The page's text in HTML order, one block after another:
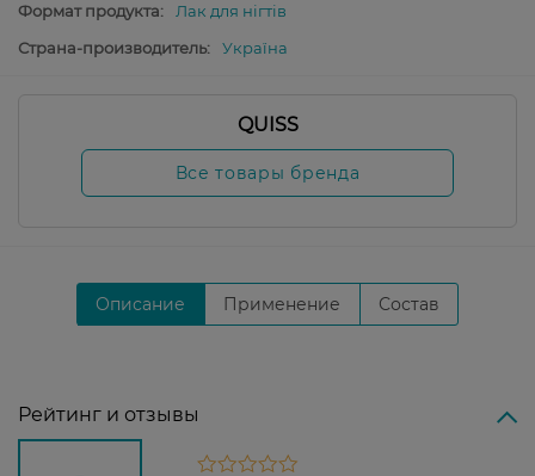
Формат продукта:
Лак для нігтів
Страна-производитель:
Україна
QUISS
Все товары бренда
Описание Применение Состав
Рейтинг и отзывы